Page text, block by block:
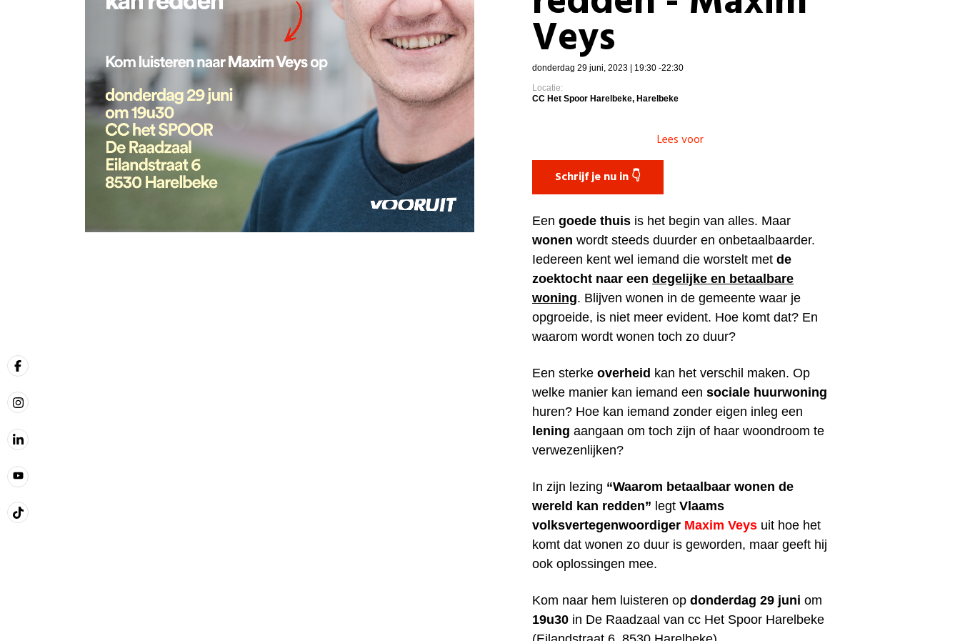
Veys
donderdag 29 juni, 2023 | 19:30 -22:30
Locatie:
CC Het Spoor Harelbeke, Harelbeke
Lees voor
Schrijf je nu in 👇
Een goede thuis is het begin van alles. Maar
wonen wordt steeds duurder en onbetaalbaarder.
Iedereen kent wel iemand die worstelt met de
zoektocht naar een degelijke en betaalbare
woning. Blijven wonen in de gemeente waar je
opgroeide, is niet meer evident. Hoe komt dat? En
waarom wordt wonen toch zo duur?
Een sterke overheid kan het verschil maken. Op
welke manier kan iemand een sociale huurwoning
huren? Hoe kan iemand zonder eigen inleg een
lening aangaan om toch zijn of haar woondroom te
verwezenlijken?
In zijn lezing “Waarom betaalbaar wonen de
wereld kan redden” legt Vlaams
volksvertegenwoordiger Maxim Veys uit hoe het
komt dat wonen zo duur is geworden, maar geeft hij
ook oplossingen mee.
Kom naar hem luisteren op donderdag 29 juni om
19u30 in De Raadzaal van cc Het Spoor Harelbeke